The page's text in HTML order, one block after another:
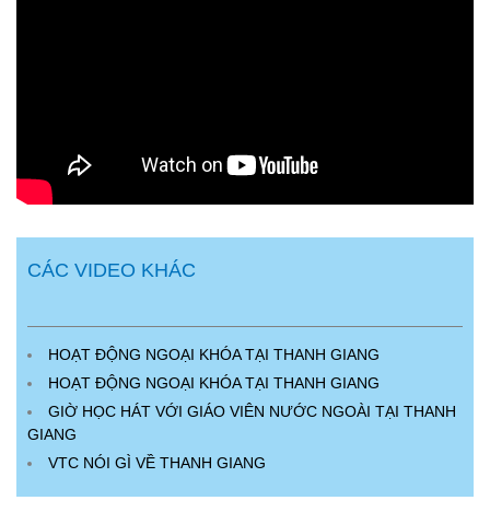
CÁC VIDEO KHÁC
HOẠT ĐỘNG NGOẠI KHÓA TẠI THANH GIANG
HOẠT ĐỘNG NGOẠI KHÓA TẠI THANH GIANG
GIỜ HỌC HÁT VỚI GIÁO VIÊN NƯỚC NGOÀI TẠI THANH
GIANG
VTC NÓI GÌ VỀ THANH GIANG